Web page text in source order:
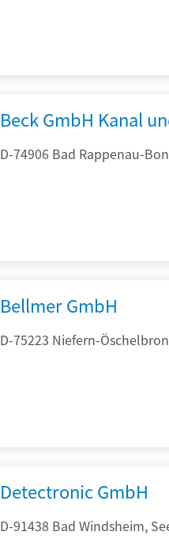
Beck GmbH Kanal
D-74906 Bad Rappenau-
Bellmer GmbH
D-75223 Niefern-
Detectronic GmbH
D-91438 Bad Windsheim,